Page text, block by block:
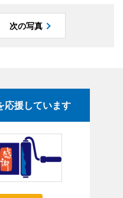
次の写真
応援しています